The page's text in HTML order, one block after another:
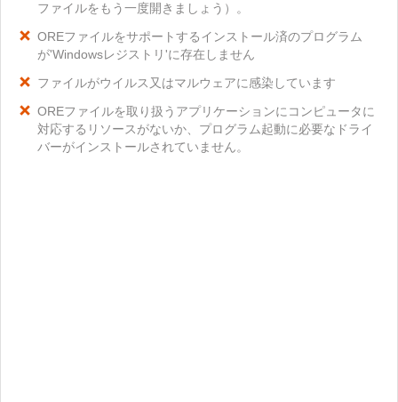
ファイルをもう一度開きましょう）。
OREファイルをサポートするインストール済のプログラム
が'Windowsレジストリ'に存在しません
ファイルがウイルス又はマルウェアに感染しています
OREファイルを取り扱うアプリケーションにコンピュータに
対応するリソースがないか、プログラム起動に必要なドライ
バーがインストールされていません。